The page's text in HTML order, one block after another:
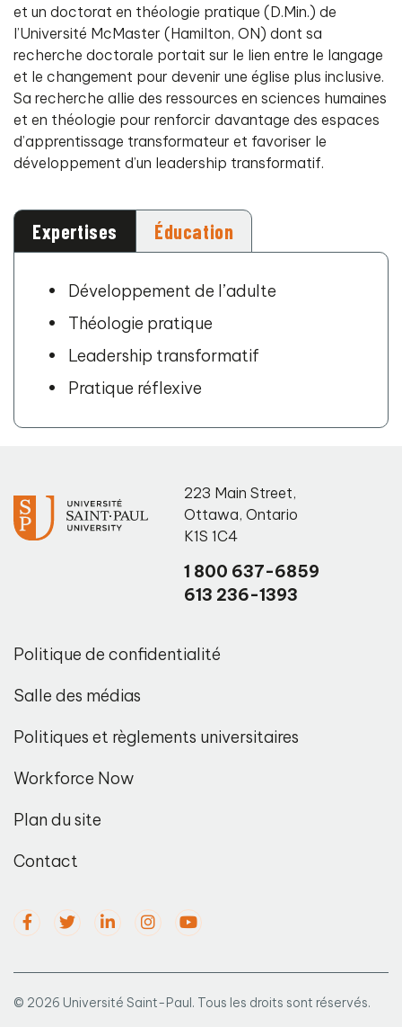
et un doctorat en théologie pratique (D.Min.) de
l’Université McMaster (Hamilton, ON) dont sa
recherche doctorale portait sur le lien entre le langage
et le changement pour devenir une église plus inclusive.
Sa recherche allie des ressources en sciences humaines
et en théologie pour renforcir davantage des espaces
d’apprentissage transformateur et favoriser le
développement d’un leadership transformatif.
Expertises Éducation
Développement de l’adulte
Théologie pratique
Leadership transformatif
Pratique réflexive
223 Main Street,
Ottawa, Ontario
K1S 1C4
1 800 637-6859
613 236-1393
Politique de confidentialité
Salle des médias
Politiques et règlements universitaires
Workforce Now
Plan du site
Contact
© 2026 Université Saint-Paul. Tous les droits sont réservés.